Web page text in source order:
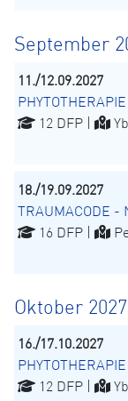
September
11./12.09.2027
12 DFP |
18./19.09.2027
TRAUMACODE
16 DFP |
Oktober 2027
16./17.10.2027
12 DFP |